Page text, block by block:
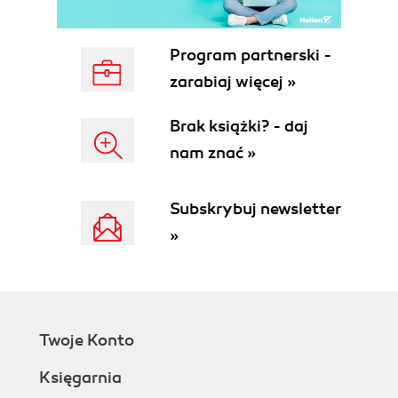
CZĘŚĆ II - NAUKA GRY W SZACHY
BIERKI, FIGURY I NIEWARCABY!
BIERKI A FIGURY SZACHOWE
CZY TO JEST PIONEK, CZY TO JEST.
SZACHY TO NIE SĄ WARCABY!
NAWIGACJA SZACHOWA
Zadanie nr 2: Zamaluj podane pola
PRZEKĄTNE SZACHOWNICY
białe pionki?
Program partnerski -
zarabiaj więcej »
Brak książki? - daj
nam znać »
Subskrybuj newsletter
»
Twoje Konto
Księgarnia